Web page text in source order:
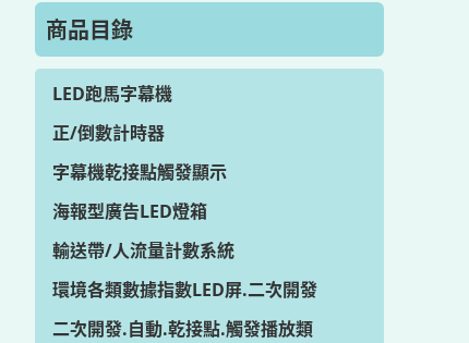
商品目錄
LED跑馬字幕機
正/倒數計時器
字幕機乾接點觸發顯示
海報型廣告LED燈箱
輸送帶/人流量計數系統
環境各類數據指數LED屏.二次開發
二次開發.自動.乾接點.觸發播放類